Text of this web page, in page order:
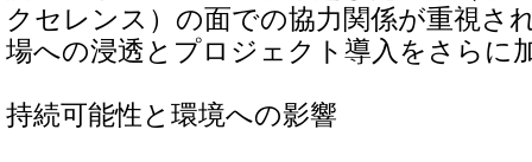
クセレンス）の面での協力関係が重視さ
場への浸透とプロジェクト導入をさらに
持続可能性と環境への影響